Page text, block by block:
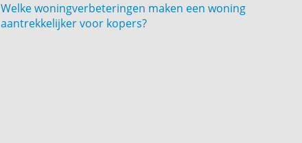
Welke woningverbeteringen maken een woning
aantrekkelijker voor kopers?